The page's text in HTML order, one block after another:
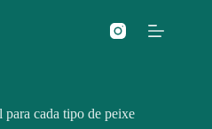
cada tipo de peixe